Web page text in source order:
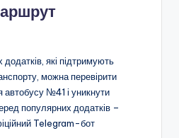
які підтримують
можна перевірити
автобусу №41 і уникнути
популярних додатків –
Telegram-бот